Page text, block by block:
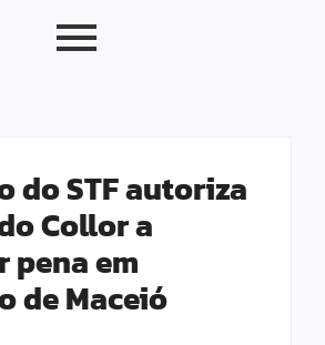
do STF autoriza
Collor a
pena em
de Maceió